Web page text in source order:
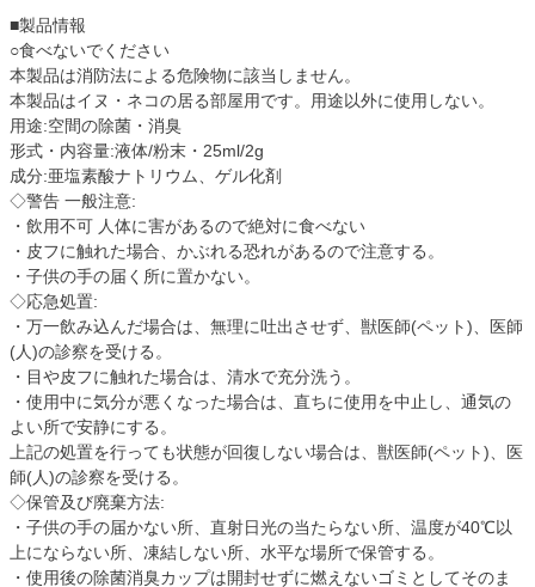
■製品情報
○食べないでください
本製品は消防法による危険物に該当しません。
本製品はイヌ・ネコの居る部屋用です。用途以外に使用しない。
用途:空間の除菌・消臭
形式・内容量:液体/粉末・25ml/2g
成分:亜塩素酸ナトリウム、ゲル化剤
◇警告 一般注意:
・飲用不可 人体に害があるので絶対に食べない
・皮フに触れた場合、かぶれる恐れがあるので注意する。
・子供の手の届く所に置かない。
◇応急処置:
・万一飲み込んだ場合は、無理に吐出させず、獣医師(ペット)、医師
(人)の診察を受ける。
・目や皮フに触れた場合は、清水で充分洗う。
・使用中に気分が悪くなった場合は、直ちに使用を中止し、通気の
よい所で安静にする。
上記の処置を行っても状態が回復しない場合は、獣医師(ペット)、医
師(人)の診察を受ける。
◇保管及び廃棄方法:
・子供の手の届かない所、直射日光の当たらない所、温度が40℃以
上にならない所、凍結しない所、水平な場所で保管する。
・使用後の除菌消臭カップは開封せずに燃えないゴミとしてそのま